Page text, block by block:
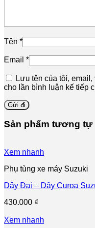
Tên *
Email *
Lưu tên của tôi,
cho lần bình luận kế tiếp
Sản phẩm tương tự
Xem nhanh
Phụ tùng xe máy Suzuki
Dây Đai – Dây Curoa
430.000 ₫
Xem nhanh